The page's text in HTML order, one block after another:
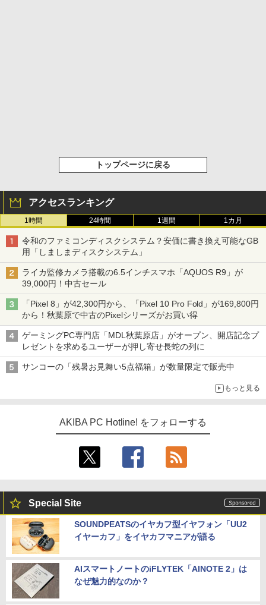
トップページに戻る
アクセスランキング
1時間 24時間 1週間 1カ月
令和のファミコンディスクシステム？安価に書き換え可能なGB
用「しましまディスクシステム」
ライカ監修カメラ搭載の6.5インチスマホ「AQUOS R9」が
39,000円！中古セール
「Pixel 8」が42,300円から、「Pixel 10 Pro Fold」が169,800円
から！秋葉原で中古のPixelシリーズがお買い得
ゲーミングPC専門店「MDL秋葉原店」がオープン、開店記念プ
レゼントを求めるユーザーが押し寄せ長蛇の列に
サンコーの「残暑お見舞い5点福箱」が数量限定で販売中
もっと見る
AKIBA PC Hotline! をフォローする
Special Site
SOUNDPEATSのイヤカフ型イヤフォン「UU2
イヤーカフ」をイヤカフマニアが語る
AIスマートノートのiFLYTEK「AINOTE 2」は
なぜ魅力的なのか？